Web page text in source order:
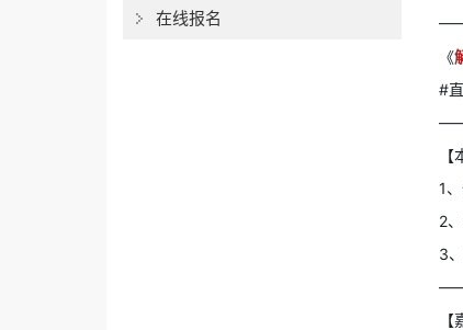
在线报名
《
#
1
2
3